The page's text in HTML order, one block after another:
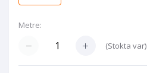
Metre:
(Stokta var)